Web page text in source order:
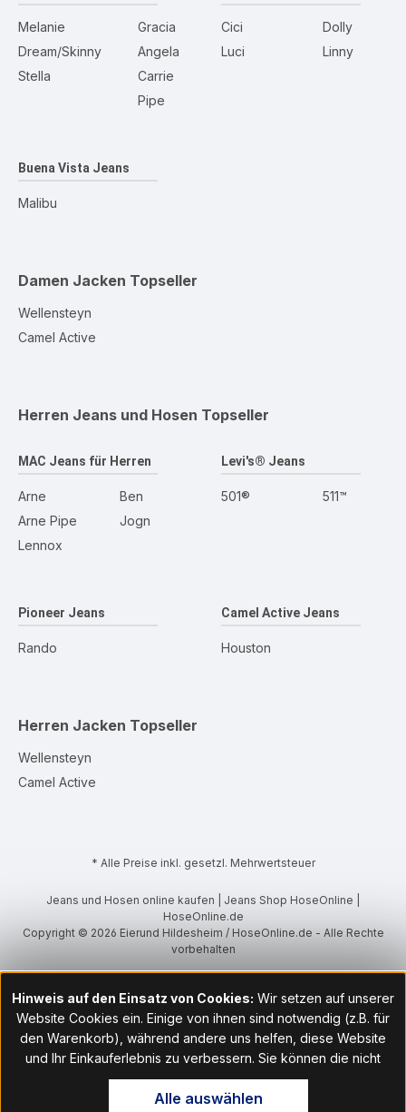
Melanie
Dream/Skinny
Stella
Gracia
Angela
Carrie
Pipe
Cici
Luci
Dolly
Linny
Buena Vista Jeans
Malibu
Damen Jacken Topseller
Wellensteyn
Camel Active
Herren Jeans und Hosen Topseller
MAC Jeans für Herren
Arne
Arne Pipe
Lennox
Ben
Jogn
Levi's® Jeans
501® 511™
Pioneer Jeans
Rando
Camel Active Jeans
Houston
Herren Jacken Topseller
Wellensteyn
Camel Active
* Alle Preise inkl. gesetzl. Mehrwertsteuer
Jeans und Hosen online kaufen | Jeans Shop HoseOnline |
HoseOnline.de
Copyright © 2026 Eierund Hildesheim / HoseOnline.de - Alle Rechte
vorbehalten
Hinweis auf den Einsatz von Cookies: Wir setzen auf unserer
Website Cookies ein. Einige von ihnen sind notwendig (z.B. für
den Warenkorb), während andere uns helfen, diese Website
und Ihr Einkauferlebnis zu verbessern. Sie können die nicht
notwendigen Cookies mit Klick auf „OK“ akzeptieren oder per
Klick auf "Nur technisch notwendige akzeptieren" ablehnen. Den
Alle auswählen